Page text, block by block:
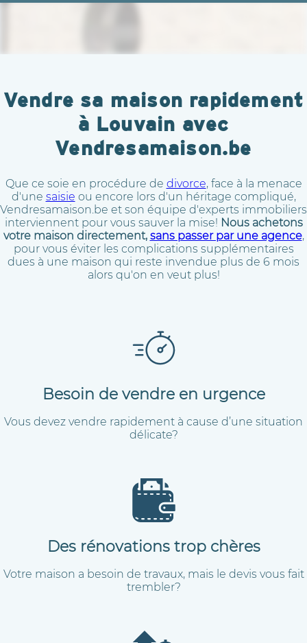
Vendre sa maison rapidement
à Louvain avec
Vendresamaison.be
Que ce soie en procédure de divorce, face à la menace
d'une saisie ou encore lors d'un héritage compliqué,
Vendresamaison.be et son équipe d'experts immobiliers
interviennent pour vous sauver la mise! Nous achetons
votre maison directement, sans passer par une agence,
pour vous éviter les complications supplémentaires
dues à une maison qui reste invendue plus de 6 mois
alors qu'on en veut plus!
Besoin de vendre en urgence
Vous devez vendre rapidement à cause d’une situation
délicate?
Des rénovations trop chères
Votre maison a besoin de travaux, mais le devis vous fait
trembler?